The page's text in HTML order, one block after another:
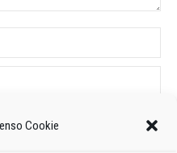
Cookie